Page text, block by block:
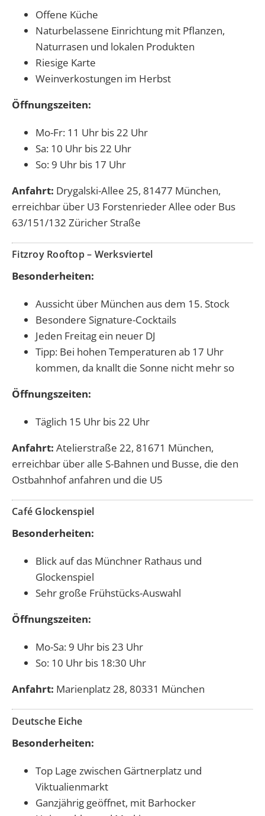
Offene Küche
Naturbelassene Einrichtung mit Pflanzen,
Naturrasen und lokalen Produkten
Riesige Karte
Weinverkostungen im Herbst
Öffnungszeiten:
Mo-Fr: 11 Uhr bis 22 Uhr
Sa: 10 Uhr bis 22 Uhr
So: 9 Uhr bis 17 Uhr
Anfahrt: Drygalski-Allee 25, 81477 München,
erreichbar über U3 Forstenrieder Allee oder Bus
63/151/132 Züricher Straße
Fitzroy Rooftop – Werksviertel
Besonderheiten:
Aussicht über München aus dem 15. Stock
Besondere Signature-Cocktails
Jeden Freitag ein neuer DJ
Tipp: Bei hohen Temperaturen ab 17 Uhr
kommen, da knallt die Sonne nicht mehr so
Öffnungszeiten:
Täglich 15 Uhr bis 22 Uhr
Anfahrt: Atelierstraße 22, 81671 München,
erreichbar über alle S-Bahnen und Busse, die den
Ostbahnhof anfahren und die U5
Café Glockenspiel
Besonderheiten:
Blick auf das Münchner Rathaus und
Glockenspiel
Sehr große Frühstücks-Auswahl
Öffnungszeiten:
Mo-Sa: 9 Uhr bis 23 Uhr
So: 10 Uhr bis 18:30 Uhr
Anfahrt: Marienplatz 28, 80331 München
Deutsche Eiche
Besonderheiten:
Top Lage zwischen Gärtnerplatz und
Viktualienmarkt
Ganzjährig geöffnet, mit Barhocker